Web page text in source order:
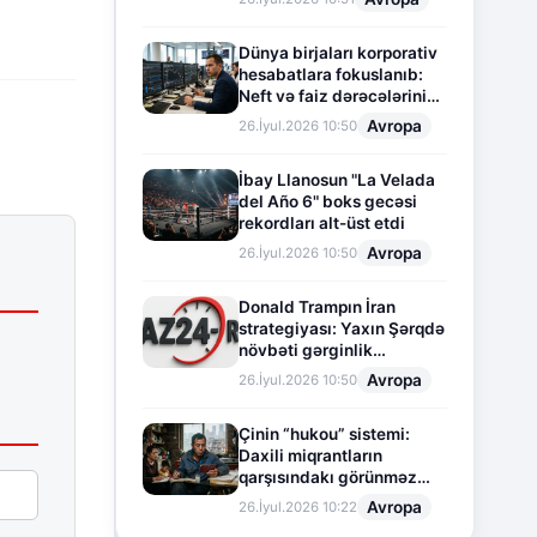
Dünya birjaları korporativ
hesabatlara fokuslanıb:
Neft və faiz dərəcələrinin
təsiri altında cari vəziyyət
26.İyul.2026 10:50 Avropa
İbay Llanosun "La Velada
del Año 6" boks gecəsi
rekordları alt-üst etdi
26.İyul.2026 10:50 Avropa
Donald Trampın İran
strategiyası: Yaxın Şərqdə
növbəti gərginlik
mərhələsi
26.İyul.2026 10:50 Avropa
Çinin “hukou” sistemi:
Daxili miqrantların
qarşısındakı görünməz
sədd
26.İyul.2026 10:22 Avropa